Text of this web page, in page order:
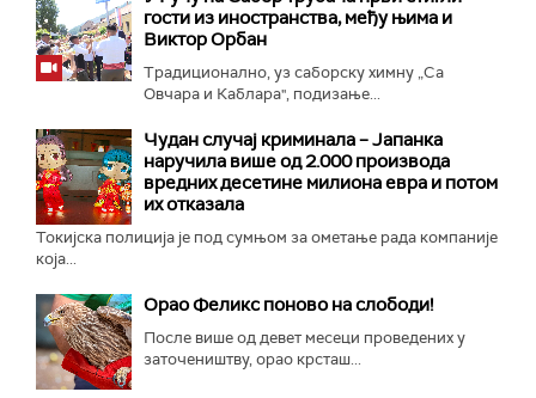
гости из иностранства, међу њима и
Виктор Орбан
Традиционално, уз саборску химну „Са
Овчара и Каблара", подизање...
Чудан случај криминала – Јапанка
наручила више од 2.000 производа
вредних десетине милиона евра и потом
их отказала
Токијска полиција је под сумњом за ометање рада компаније
која...
Орао Феликс поново на слободи!
После више од девет месеци проведених у
заточеништву, орао крсташ...